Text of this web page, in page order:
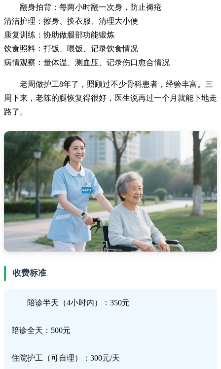
翻身拍背：每两小时翻一次身，防止褥疮
清洁护理：擦身、换衣服、清理大小便
康复训练：协助做腿部功能锻炼
饮食照料：打饭、喂饭、记录饮食情况
病情观察：量体温、测血压、记录伤口愈合情况
老周做护工8年了，照顾过不少骨科患者，经验丰富。三
周下来，老陈的腿恢复得很好，医生说再过一个月就能下地走
路了。
收费标准
陪诊半天（4小时内）：350元
陪诊全天：500元
住院护工（可自理）：300元/天